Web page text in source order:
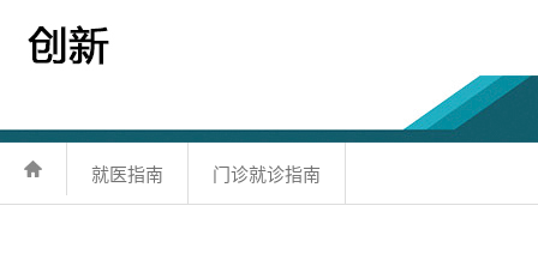
就医指南 门诊就诊指南